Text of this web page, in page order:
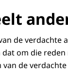
de verdachte
om die
de